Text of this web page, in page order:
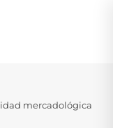
mercadológica